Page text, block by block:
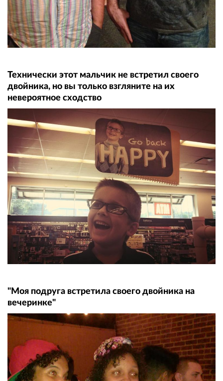
Технически этот мальчик не встретил своего
двойника, но вы только взгляните на их
невероятное сходство
"Моя подруга встретила своего двойника на
вечеринке"